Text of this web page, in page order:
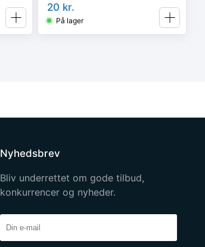
20 kr.
På lager
Nyhedsbrev
Bliv underrettet om gode tilbud,
konkurrencer og nyheder.